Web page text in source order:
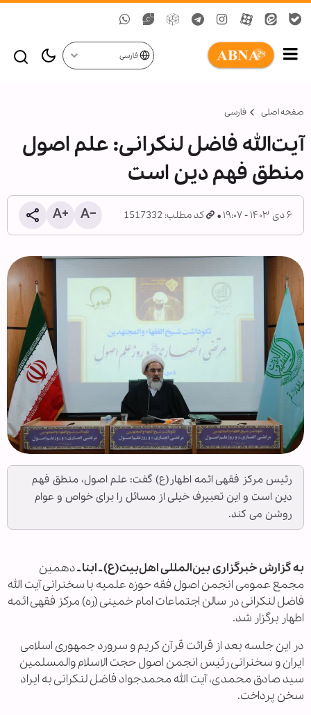
فارسی
صفحه اصلی فارسی
آیت‌الله فاضل لنکرانی: علم اصول
منطق فهم دین است
۶ دی ۱۴۰۳ - ۱۹:۰۷ کد مطلب: 1517332
رئیس مرکز فقهی ائمه اطهار(ع) گفت: علم اصول، منطق فهم
دین است و این تعبیرف خیلی از مسائل را برای خواص و عوام
روشن می کند.
به گزارش خبرگزاری بین‌المللی اهل‌بیت(ع) ـ ابنا ـدهمین
مجمع عمومی انجمن اصول فقه حوزه علمیه با سخنرانی آیت الله
فاضل لنکرانی در سالن اجتماعات امام خمینی (ره) مرکز فقهی ائمه
اطهار برگزار شد.
در این جلسه بعد از قرائت قرآن کریم و سرورد جمهوری اسلامی
ایران و سخنرانی رئیس انجمن اصول حجت الاسلام والمسلمین
سید صادق محمدی، آیت الله محمدجواد فاضل لنکرانی به ایراد
سخن پرداخت.